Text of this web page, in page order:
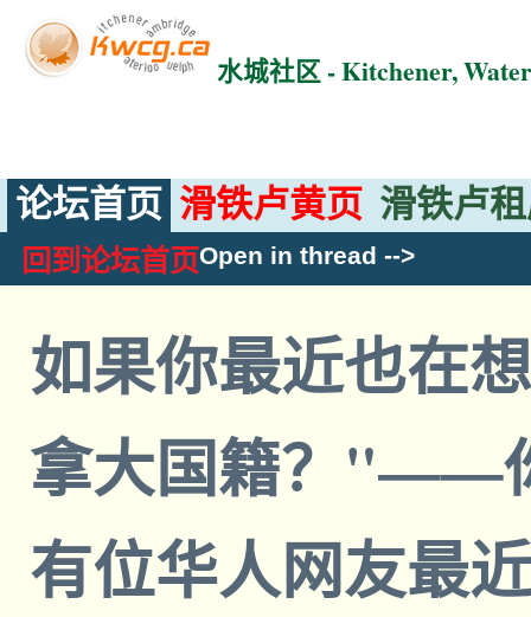
水城社区 - Kitchener,
论坛首页 滑铁卢黄页 滑铁卢
回到论坛首页Open in thread -->
如果你最近也在
拿大国籍？"——
有位华人网友最